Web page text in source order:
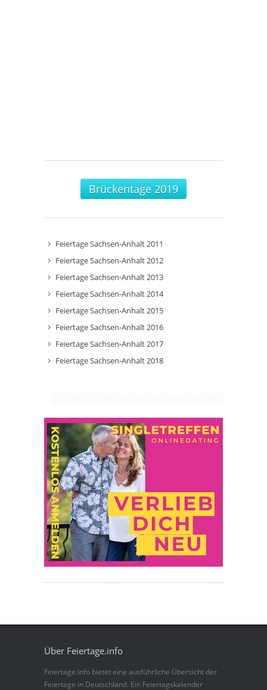
Brückentage 2019
Feiertage Sachsen-Anhalt 2011
Feiertage Sachsen-Anhalt 2012
Feiertage Sachsen-Anhalt 2013
Feiertage Sachsen-Anhalt 2014
Feiertage Sachsen-Anhalt 2015
Feiertage Sachsen-Anhalt 2016
Feiertage Sachsen-Anhalt 2017
Feiertage Sachsen-Anhalt 2018
Über Feiertage.info
Feiertage.info bietet eine ausführliche Übersicht der
Feiertage in Deutschland. Ein Feiertagskalender